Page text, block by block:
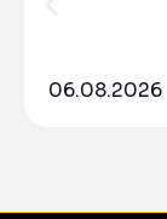
06.08.2026